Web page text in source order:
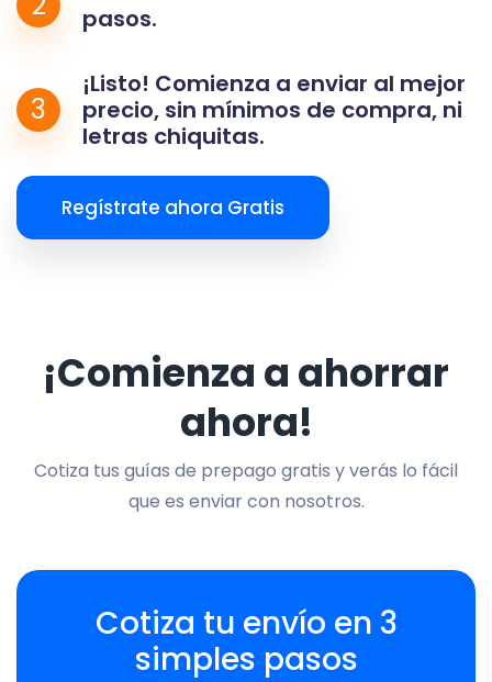
pasos.
3
¡Listo! Comienza a enviar al mejor
precio, sin mínimos de compra, ni
letras chiquitas.
Regístrate ahora Gratis
¡Comienza a ahorrar
ahora!
Cotiza tus guías de prepago gratis y verás lo fácil
que es enviar con nosotros.
Cotiza tu envío en 3
simples pasos